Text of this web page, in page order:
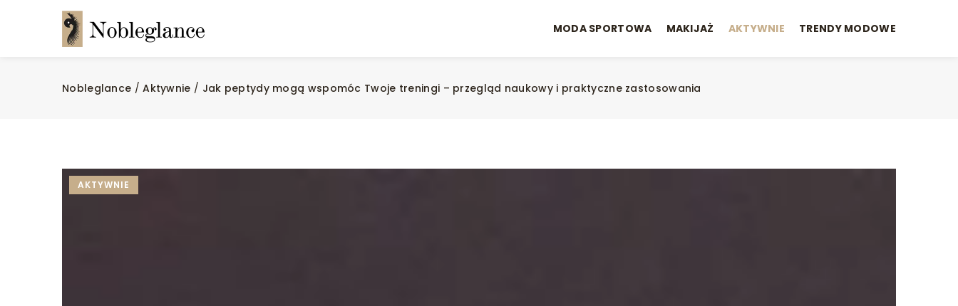
MODA SPORTOWA MAKIJAŻ AKTYWNIE TRENDY MODOWE
Nobleglance /Aktywnie / Jak peptydy mogą wspomóc Twoje treningi – przegląd naukowy i praktyczne zastosowania
AKTYWNIE